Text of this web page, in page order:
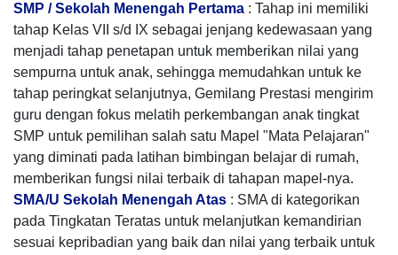
SMP / Sekolah Menengah Pertama : Tahap ini memiliki
tahap Kelas VII s/d IX sebagai jenjang kedewasaan yang
menjadi tahap penetapan untuk memberikan nilai yang
sempurna untuk anak, sehingga memudahkan untuk ke
tahap peringkat selanjutnya, Gemilang Prestasi mengirim
guru dengan fokus melatih perkembangan anak tingkat
SMP untuk pemilihan salah satu Mapel "Mata Pelajaran"
yang diminati pada latihan bimbingan belajar di rumah,
memberikan fungsi nilai terbaik di tahapan mapel-nya.
SMA/U Sekolah Menengah Atas : SMA di kategorikan
pada Tingkatan Teratas untuk melanjutkan kemandirian
sesuai kepribadian yang baik dan nilai yang terbaik untuk